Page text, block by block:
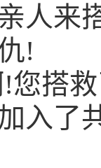
人来
!
搭救
入了